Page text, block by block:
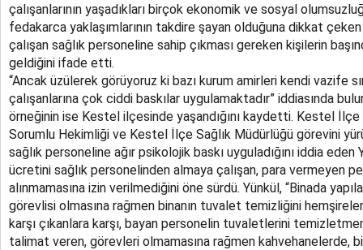
çalışanlarının yaşadıkları birçok ekonomik ve sosyal
fedakarca yaklaşımlarının takdire şayan olduğuna dikkat
çalışan sağlık personeline sahip çıkması gereken kişilerin
geldiğini ifade etti.
“Ancak üzülerek görüyoruz ki bazı kurum amirleri kendi vazife
çalışanlarına çok ciddi baskılar uygulamaktadır” iddiasında
örneğinin ise Kestel ilçesinde yaşandığını kaydetti. Kestel İlçe
Sorumlu Hekimliği ve Kestel İlçe Sağlık Müdürlüğü görevini
sağlık personeline ağır psikolojik baskı uyguladığını iddia eden
ücretini sağlık personelinden almaya çalışan, para vermeyen
alınmamasına izin verilmediğini öne sürdü. Yünkül, “Binada
görevlisi olmasına rağmen binanın tuvalet temizliğini
karşı çıkanlara karşı, bayan personelin tuvaletlerini
talimat veren, görevleri olmamasına rağmen kahvehanelerde,